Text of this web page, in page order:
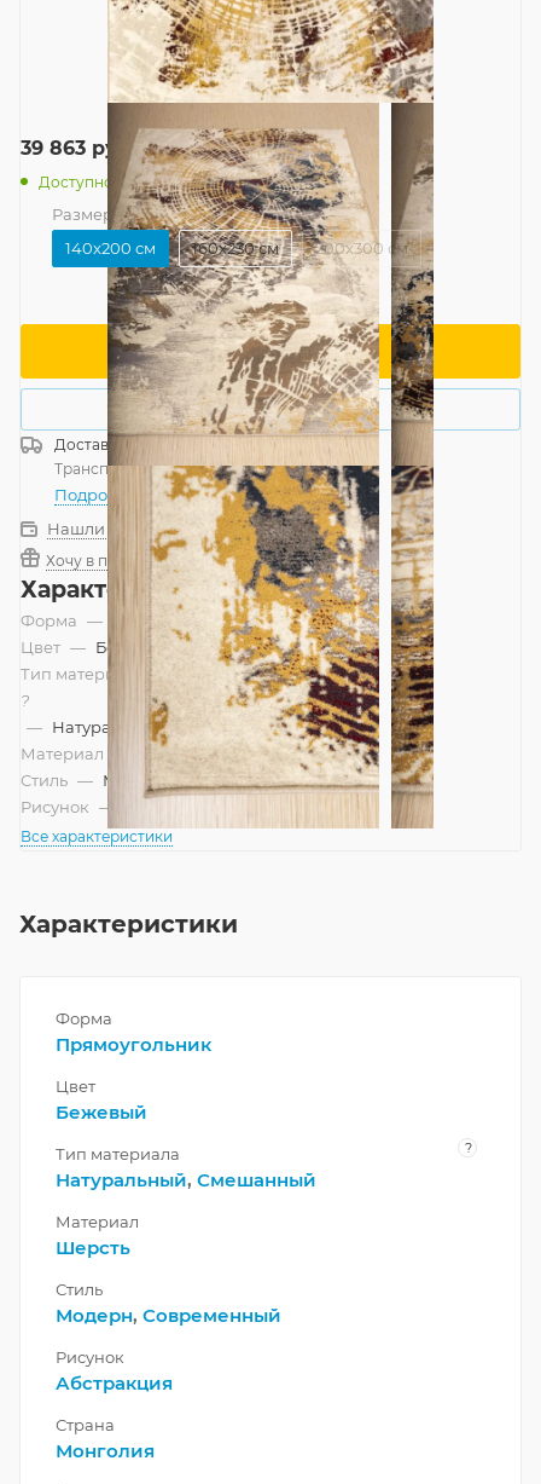
39 863 руб. /шт
Доступно: 1
Размер — 140x200 см
140x200 см
160x230 см 200x300 см
В корзину
Купить в 1 клик
Доставка
Транспортной компанией—бесплатно
Подробнее
Нашли дешевле?
Хочу в подарок
Характеристики
Форма —
Прямоугольник
Цвет — Бежевый
Тип материала
?
— Натуральный, Смешанный
Материал
Шерсть
Стиль — Модерн, Современный
Рисунок —
Все характеристики
Характеристики
Форма
Прямоугольник
Цвет
Бежевый
Тип материала ?
Натуральный, Смешанный
Материал
Шерсть
Стиль
Модерн, Современный
Рисунок
Абстракция
Страна
Монголия